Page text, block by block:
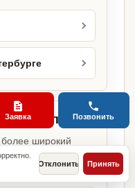
запросу
широкий
без лишних
Отклонить Принять
Заявка Позвонить